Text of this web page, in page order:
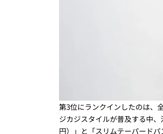
第3位にランクインしたのは、
ジカジスタイルが普及する中
円）」と「スリムテーパード